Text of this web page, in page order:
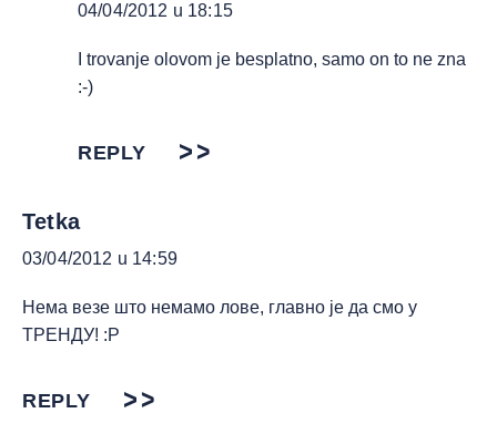
04/04/2012 u 18:15
I trovanje olovom je besplatno, samo on to ne zna
:-)
REPLY
Tetka
03/04/2012 u 14:59
Нема везе што немамо лове, главно је да смо у
ТРЕНДУ! :P
REPLY